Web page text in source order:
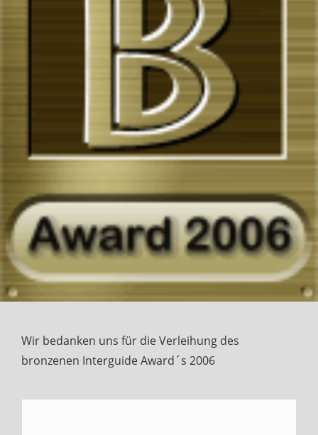
Wir bedanken uns für die Verleihung des
bronzenen Interguide Award´s 2006